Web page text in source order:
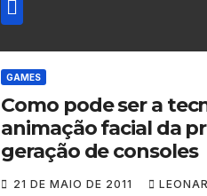
GAMES
Como pode ser a
animação facial da
geração de consoles
21 DE MAIO DE 2011